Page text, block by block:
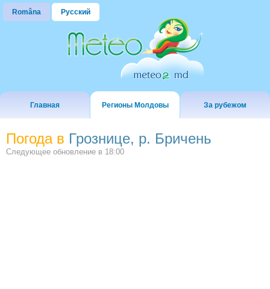
Româna Русский
Главная Регионы Молдовы За рубежом
Погода в Грознице, р. Бричень
Следующее обновление в 18:00